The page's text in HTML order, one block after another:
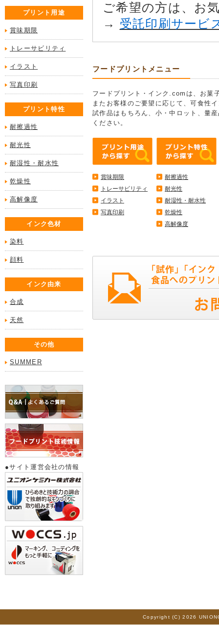
プリント用途
賞味期限
トレーサビリティ
イラスト
写真印刷
プリント特性
耐擦過性
耐光性
耐湿性・耐水性
乾燥性
高解像度
インク色材
染料
顔料
インク由来
合成
天然
その他
SUMMER
●サイト運営会社の情報
ご希望の方は、お
→ 受託印刷サービ
フードプリントメニュー
フードプリント・インク.comは、お菓
またお客様のご要望に応じて、可食性
試作品はもちろん、小・中ロット、量
ください。
賞味期限
トレーサビリティ
イラスト
写真印刷
耐擦過性
耐光性
耐湿性・耐水性
乾燥性
高解像度
Copyright (C) 2026